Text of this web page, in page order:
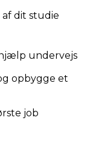
af dit studie
undervejs
opbygge et
job